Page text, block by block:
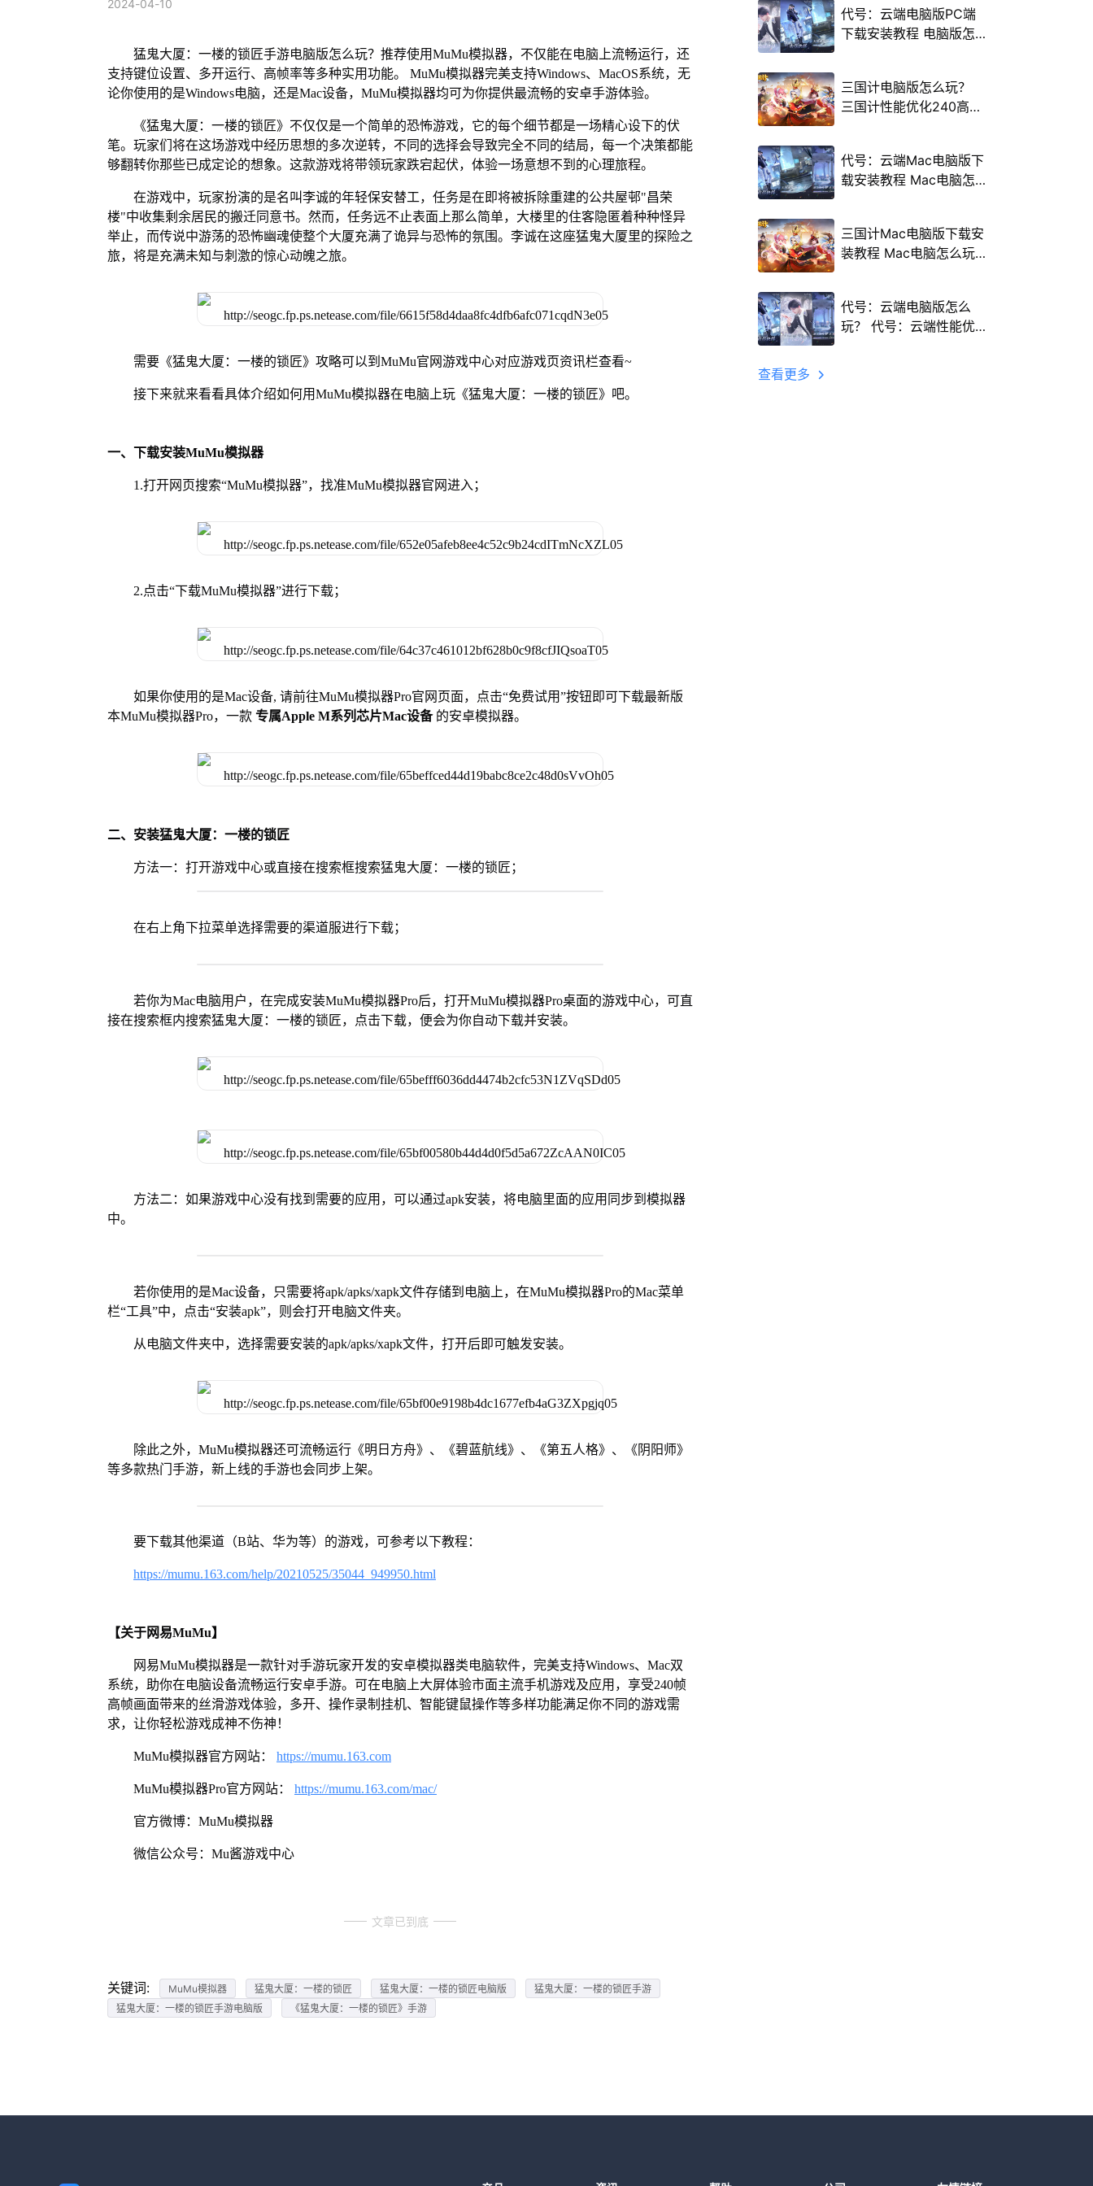
2024-04-10
猛鬼大厦：一楼的锁匠手游电脑版怎么玩？推荐使用MuMu模拟器，不仅能在电脑上流畅运行，还
支持键位设置、多开运行、高帧率等多种实用功能。 MuMu模拟器完美支持Windows、MacOS系统，无
论你使用的是Windows电脑，还是Mac设备，MuMu模拟器均可为你提供最流畅的安卓手游体验。
《猛鬼大厦：一楼的锁匠》不仅仅是一个简单的恐怖游戏，它的每个细节都是一场精心设下的伏
笔。玩家们将在这场游戏中经历思想的多次逆转，不同的选择会导致完全不同的结局，每一个决策都能
够翻转你那些已成定论的想象。这款游戏将带领玩家跌宕起伏，体验一场意想不到的心理旅程。
在游戏中，玩家扮演的是名叫李诚的年轻保安替工，任务是在即将被拆除重建的公共屋邨"昌荣
楼"中收集剩余居民的搬迁同意书。然而，任务远不止表面上那么简单，大楼里的住客隐匿着种种怪异
举止，而传说中游荡的恐怖幽魂使整个大厦充满了诡异与恐怖的氛围。李诚在这座猛鬼大厦里的探险之
旅，将是充满未知与刺激的惊心动魄之旅。
需要《猛鬼大厦：一楼的锁匠》攻略可以到MuMu官网游戏中心对应游戏页资讯栏查看~
接下来就来看看具体介绍如何用MuMu模拟器在电脑上玩《猛鬼大厦：一楼的锁匠》吧。
一、下载安装MuMu模拟器
1.打开网页搜索“MuMu模拟器”，找准MuMu模拟器官网进入；
2.点击“下载MuMu模拟器”进行下载；
如果你使用的是Mac设备, 请前往MuMu模拟器Pro官网页面，点击“免费试用”按钮即可下载最新版
本MuMu模拟器Pro，一款 专属Apple M系列芯片Mac设备 的安卓模拟器。
二、安装猛鬼大厦：一楼的锁匠
方法一：打开游戏中心或直接在搜索框搜索猛鬼大厦：一楼的锁匠；
在右上角下拉菜单选择需要的渠道服进行下载；
若你为Mac电脑用户，在完成安装MuMu模拟器Pro后，打开MuMu模拟器Pro桌面的游戏中心，可直
接在搜索框内搜索猛鬼大厦：一楼的锁匠，点击下载，便会为你自动下载并安装。
方法二：如果游戏中心没有找到需要的应用，可以通过apk安装，将电脑里面的应用同步到模拟器
中。
若你使用的是Mac设备，只需要将apk/apks/xapk文件存储到电脑上，在MuMu模拟器Pro的Mac菜单
栏“工具”中，点击“安装apk”，则会打开电脑文件夹。
从电脑文件夹中，选择需要安装的apk/apks/xapk文件，打开后即可触发安装。
除此之外，MuMu模拟器还可流畅运行《明日方舟》、《碧蓝航线》、《第五人格》、《阴阳师》
等多款热门手游，新上线的手游也会同步上架。
要下载其他渠道（B站、华为等）的游戏，可参考以下教程：
https://mumu.163.com/help/20210525/35044_949950.html
【关于网易MuMu】
网易MuMu模拟器是一款针对手游玩家开发的安卓模拟器类电脑软件，完美支持Windows、Mac双
系统，助你在电脑设备流畅运行安卓手游。可在电脑上大屏体验市面主流手机游戏及应用，享受240帧
高帧画面带来的丝滑游戏体验，多开、操作录制挂机、智能键鼠操作等多样功能满足你不同的游戏需
求，让你轻松游戏成神不伤神！
MuMu模拟器官方网站： https://mumu.163.com
MuMu模拟器Pro官方网站： https://mumu.163.com/mac/
官方微博：MuMu模拟器
微信公众号：Mu酱游戏中心
文章已到底
关键词: MuMu模拟器 猛鬼大厦：一楼的锁匠 猛鬼大厦：一楼的锁匠电脑版
猛鬼大厦：一楼的锁匠手游
猛鬼大厦：一楼的锁匠手游电脑版
《猛鬼大厦：一楼的锁匠》手游
代号：云端电脑版PC端
下载安装教程 电脑版怎
三国计电脑版怎么玩？
三国计性能优化240高帧
代号：云端Mac电脑版下
载安装教程 Mac电脑怎
三国计Mac电脑版下载安
装教程 Mac电脑怎么玩
代号：云端电脑版怎么
玩？ 代号：云端性能优
查看更多